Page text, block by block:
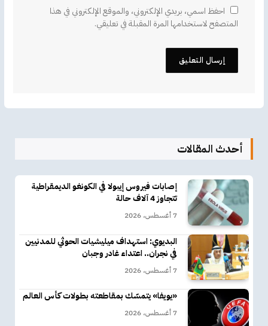
احفظ اسمي، بريدي الإلكتروني، والموقع الإلكتروني في هذا
المتصفح لاستخدامها المرة المقبلة في تعليقي.
أحدث المقالات
إصابات فيروس إيبولا في الكونغو الديمقراطية
تتجاوز 4 آلاف حالة
7 أغسطس، 2026
البديوي: استهداف ميليشيات الحوثي للمدنيين
في نجران.. اعتداء غادر وجبان
7 أغسطس، 2026
«يويفا» يتمسّك بمقاطعته بطولات كأس العالم
7 أغسطس، 2026